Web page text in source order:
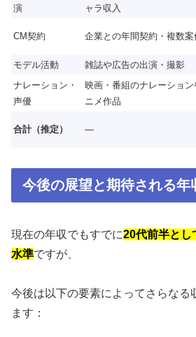
演
ャラ収入
CM契約 企業との年間契約・複数案
モデル活動
雑誌や広告の出演・撮影
ナレーション・
声優
映画・番組のナレーション
ニメ作品
合計（推定） —
今後の展望と期待される年
現在の年収でもすでに20代前半とし
水準ですが、
今後は以下の要素によってさらなる
ます：